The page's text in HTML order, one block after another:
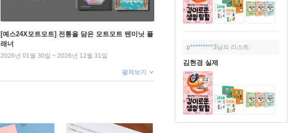
p*********3님의 리스트
김현경 실제
[예스24X모트모트] 전통을 담은 모트모트 텐미닛 플
래너
2026년 01월 30일 ~ 2026년 12월 31일
펼쳐보기